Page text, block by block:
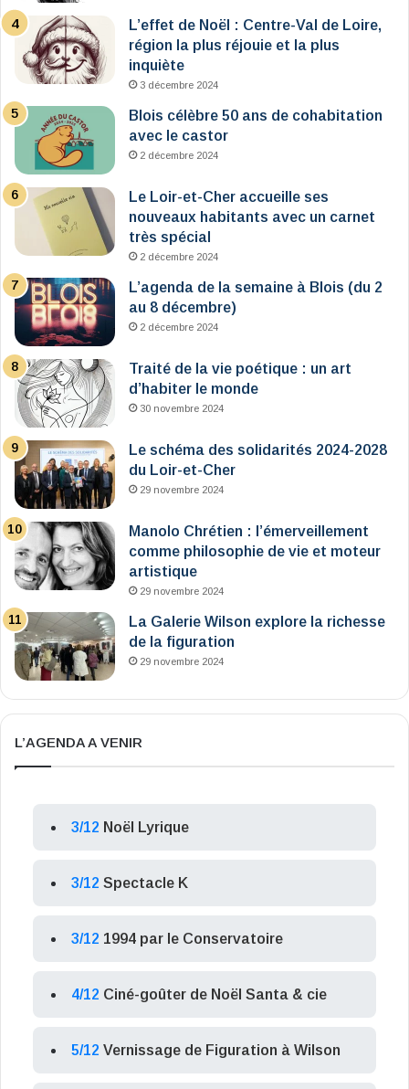
L’effet de Noël : Centre-Val de Loire,
région la plus réjouie et la plus
inquiète
3 décembre 2024
Blois célèbre 50 ans de cohabitation
avec le castor
2 décembre 2024
Le Loir-et-Cher accueille ses
nouveaux habitants avec un carnet
très spécial
2 décembre 2024
L’agenda de la semaine à Blois (du 2
au 8 décembre)
2 décembre 2024
Traité de la vie poétique : un art
d’habiter le monde
30 novembre 2024
Le schéma des solidarités 2024-2028
du Loir-et-Cher
29 novembre 2024
Manolo Chrétien : l’émerveillement
comme philosophie de vie et moteur
artistique
29 novembre 2024
La Galerie Wilson explore la richesse
de la figuration
29 novembre 2024
L’AGENDA A VENIR
3/12 Noël Lyrique
3/12 Spectacle K
3/12 1994 par le Conservatoire
4/12 Ciné-goûter de Noël Santa & cie
5/12 Vernissage de Figuration à Wilson